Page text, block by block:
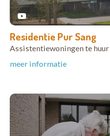
Residentie Pur Sang
Assistentiewoningen te
meer informatie